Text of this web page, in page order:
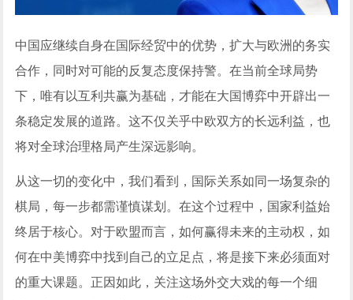
中国应继续自身在国际经贸中的优势，扩大与欧洲的务实
合作，同时对可能的反复态度保持警。在当前全球局势
下，唯有以互利共赢为基础，才能在大国博弈中开辟出一
条稳定发展的道路。这不仅关乎中欧双方的长远利益，也
将对全球治理格局产生深远影响。
从这一切的变化中，我们看到，国际关系如同一场复杂的
棋局，每一步都需谨慎谋划。在这个过程中，国家利益始
终居于核心。对于欧盟而言，如何赢得未来的主动权，如
何在中美博弈中找到自己的立足点，将是接下来必须面对
的重大课题。正因如此，关注这场外交大戏的每一个细